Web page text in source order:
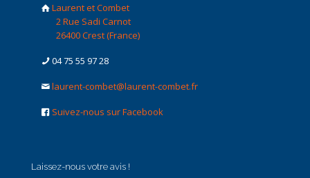
Laurent et Combet
2 Rue Sadi Carnot
26400 Crest (France)
04 75 55 97 28
laurent-combet@laurent-combet.fr
Suivez-nous sur Facebook
Laissez-nous votre avis !